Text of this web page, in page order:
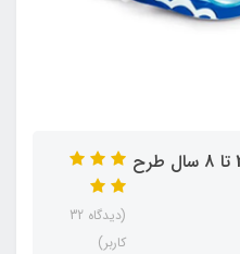
عینک شنای کودک اینتکس 3 تا 8 سال طرح
(دیدگاه 32
کاربر)